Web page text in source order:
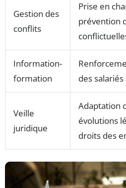
Gestion des
conflits
Prise en
prévention
Information-
formation
des
Veille
juridique
Adaptation
évolutions
droits des